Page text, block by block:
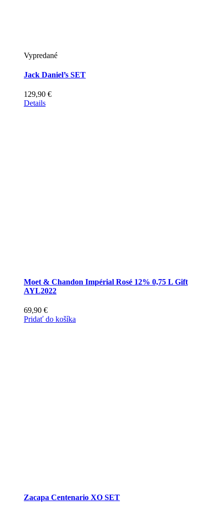
Vypredané
Jack Daniel’s SET
129,90 €
Details
Moet & Chandon Impérial Rosé 12% 0,75 L Gift
AYL2022
69,90 €
Pridať do košíka
Zacapa Centenario XO SET